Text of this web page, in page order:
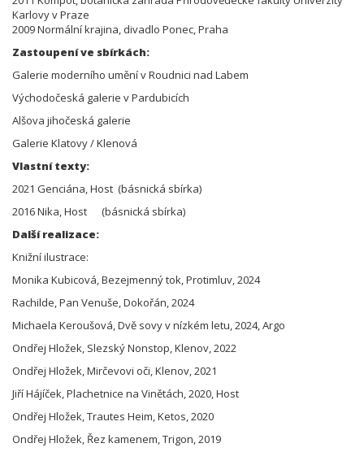
Karlovy v Praze
2009 Normální krajina, divadlo Ponec, Praha
Zastoupení ve sbírkách:
Galerie moderního umění v Roudnici nad Labem
Východočeská galerie v Pardubicích
Alšova jihočeská galerie
Galerie Klatovy / Klenová
Vlastní texty:
2021 Genciána, Host (básnická sbírka)
2016 Nika, Host (básnická sbírka)
Další realizace:
Knižní ilustrace:
Monika Kubicová, Bezejmenný tok, Protimluv, 2024
Rachilde, Pan Venuše, Dokořán, 2024
Michaela Keroušová, Dvě sovy v nízkém letu, 2024, Argo
Ondřej Hložek, Slezský Nonstop, Klenov, 2022
Ondřej Hložek, Mirčevovi oči, Klenov, 2021
Jiří Hájíček, Plachetnice na Vinětách, 2020, Host
Ondřej Hložek, Trautes Heim, Ketos, 2020
Ondřej Hložek, Řez kamenem, Trigon, 2019